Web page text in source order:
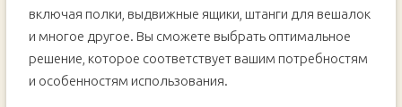
включая полки, выдвижные ящики, штанги для вешалок
и многое другое. Вы сможете выбрать оптимальное
решение, которое соответствует вашим потребностям
и особенностям использования.